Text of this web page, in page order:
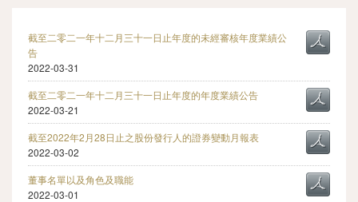
截至二零二一年十二月三十一日止年度的未經審核年度業績公
告
2022-03-31
截至二零二一年十二月三十一日止年度的年度業績公告
2022-03-21
截至2022年2月28日止之股份發行人的證券變動月報表
2022-03-02
董事名單以及角色及職能
2022-03-01